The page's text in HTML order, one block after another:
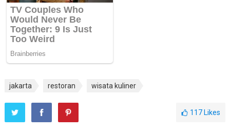
jakarta restoran wisata kuliner
117Likes